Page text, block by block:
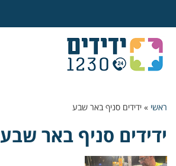
ראשי » ידידים סניף באר שבע
ידידים סניף באר שבע